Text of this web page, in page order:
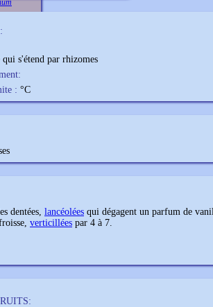
qui s'étend par rhizomes
: °C
dentées, lancéolées qui dégagent un parfum de
verticillées par 4 à 7.